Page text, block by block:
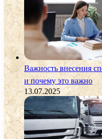
Важность внесения
и почему это важно
13.07.2025